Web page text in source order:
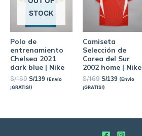
STOCK
Polo de
entrenamiento
Chelsea 2021
dark blue | Nike
S/169 S/139 (Envío
¡GRATIS!)
Camiseta
Selección de
Corea del Sur
2002 home | Nike
S/169 S/139 (Envío
¡GRATIS!)